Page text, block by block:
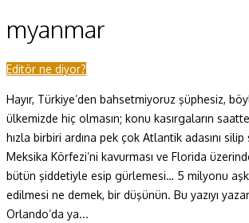
Yazarlar
Makaleler
Dergi Sayıları
Yaşam Bilimleri
Sağlık
Fizik ve Uzay
myanmar
Editör ne diyor?
Hayır, Türkiye’den bahsetmiyoruz şüphesiz,
ülkemizde hiç olmasın; konu kasırgaların
hızla birbiri ardına pek çok Atlantik adasını
Meksika Körfezi’ni kavurması ve Florida
bütün şiddetiyle esip gürlemesi… 5 milyonu
edilmesi ne demek, bir düşünün. Bu yazıyı
Orlando’da ya...